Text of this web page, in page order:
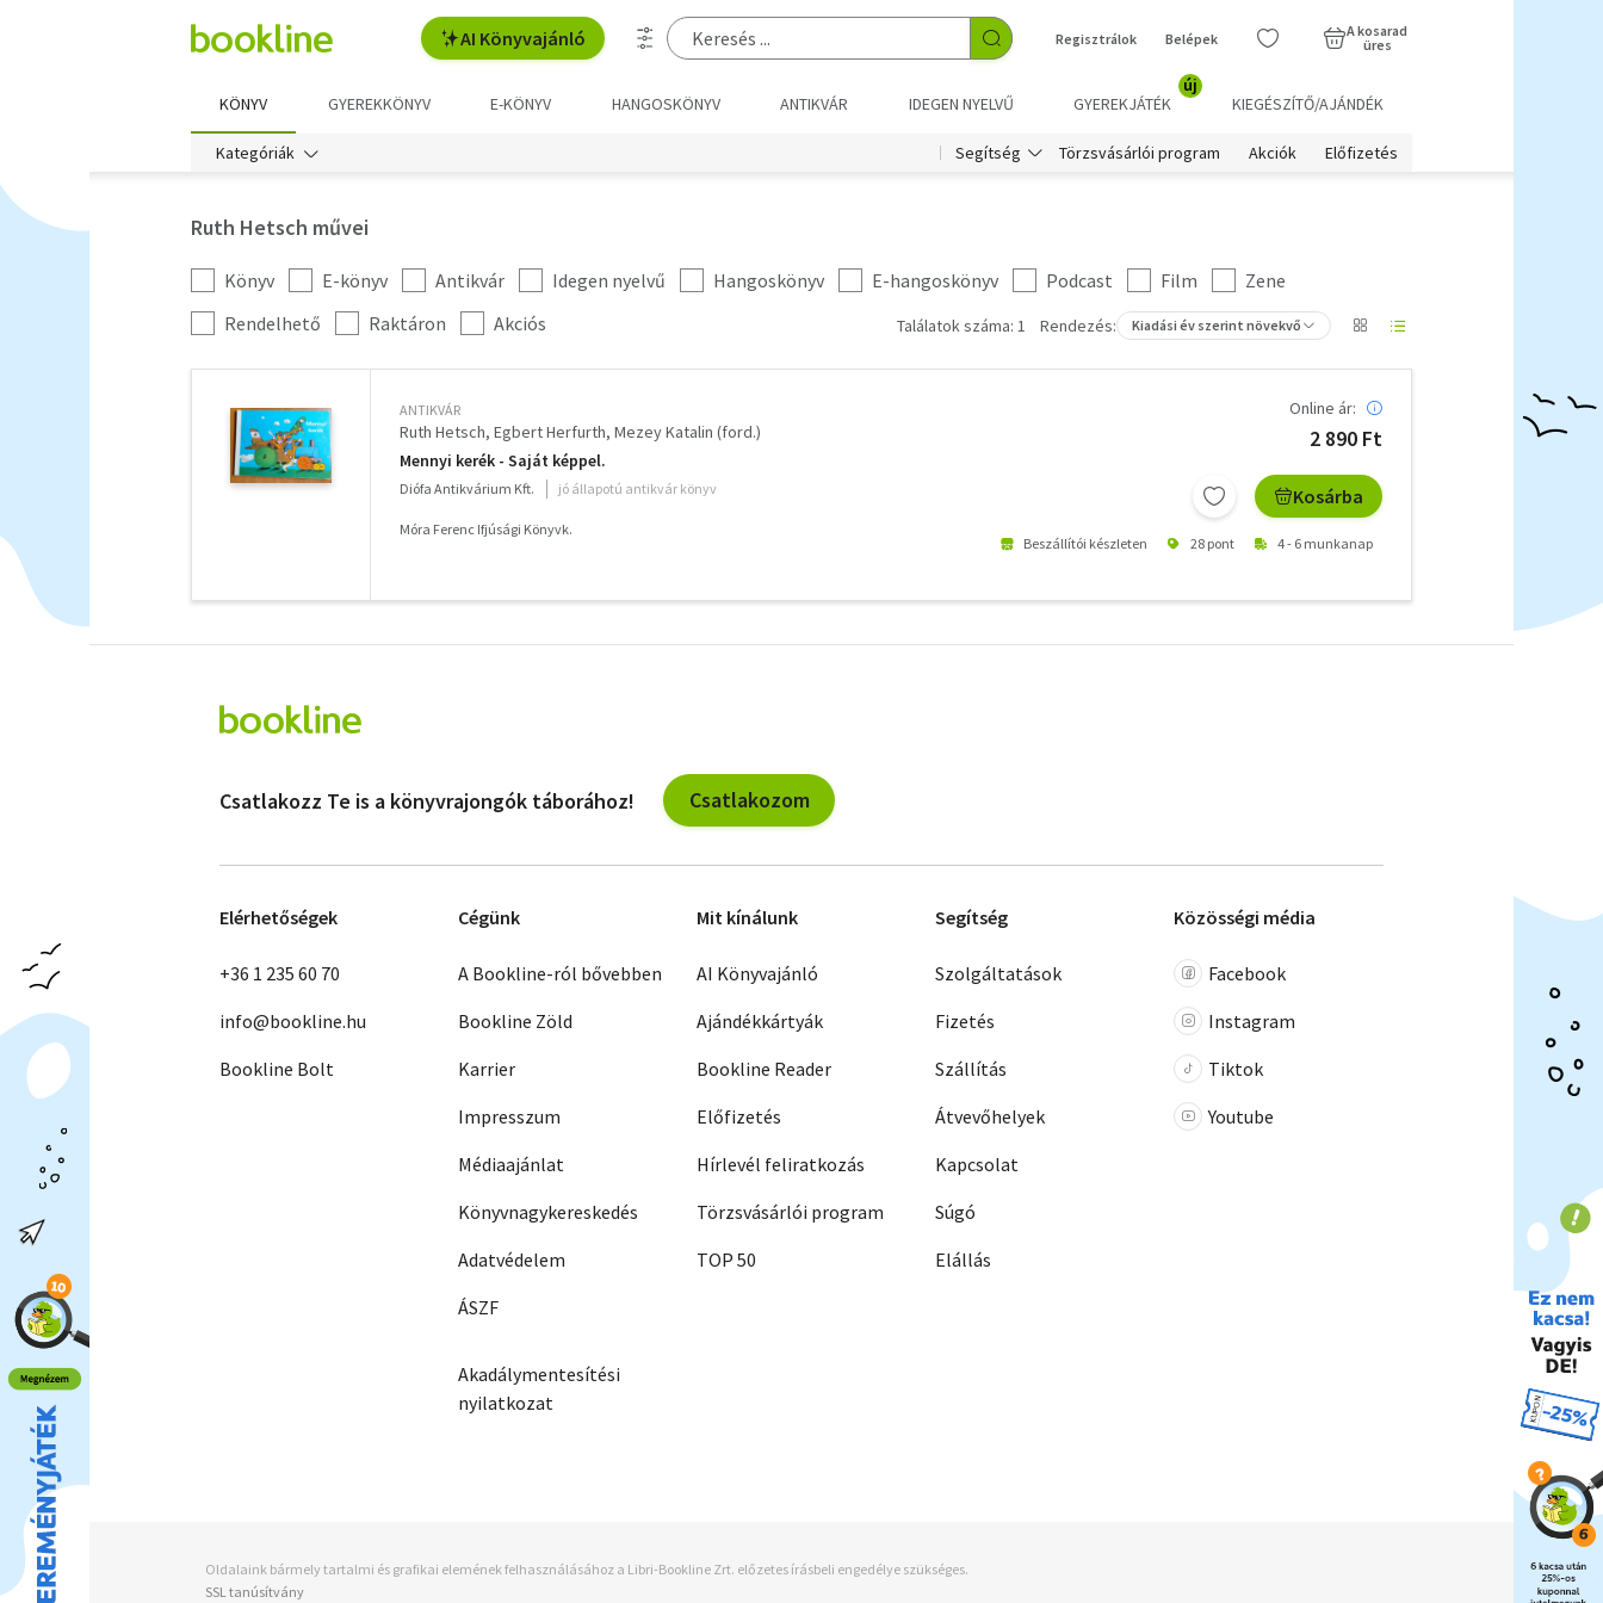
AI Könyvajánló Regisztrálok Belépek
A kosarad
üres
KÖNYV GYEREKKÖNYV E-KÖNYV HANGOSKÖNYV ANTIKVÁR IDEGEN NYELVŰ GYEREKJÁTÉK
új
KIEGÉSZÍTŐ/AJÁNDÉK
Kategóriák Segítség Törzsvásárlói program Akciók Előfizetés
Ruth Hetsch művei
Kategória
szűrés
Könyv E-könyv Antikvár Idegen nyelvű Hangoskönyv E-hangoskönyv Podcast Film
Zene
További
szűrők
Rendelhető Raktáron Akciós Találatok száma: 1 Rendezés: Kiadási év szerint növekvő
ANTIKVÁR
Ruth Hetsch Egbert Herfurth Mezey Katalin (ford.)
Mennyi kerék - Saját képpel.
Diófa Antikvárium Kft. jó állapotú antikvár könyv
Móra Ferenc Ifjúsági Könyvk.
Online ár:
2 890 Ft
Kosárba
Beszállítói készleten 28 pont 4 - 6 munkanap
szűrők
Csatlakozz Te is a könyvrajongók táborához! Csatlakozom
Elérhetőségek
+36 1 235 60 70
info@bookline.hu
Bookline Bolt
Cégünk
A Bookline-ról bővebben
Bookline Zöld
Karrier
Impresszum
Médiaajánlat
Könyvnagykereskedés
Adatvédelem
ÁSZF
Akadálymentesítési
nyilatkozat
Mit kínálunk
AI Könyvajánló
Ajándékkártyák
Bookline Reader
Előfizetés
Hírlevél feliratkozás
Törzsvásárlói program
TOP 50
Segítség
Szolgáltatások
Fizetés
Szállítás
Átvevőhelyek
Kapcsolat
Súgó
Elállás
Közösségi média
Facebook
Instagram
Tiktok
Youtube
Oldalaink bármely tartalmi és grafikai elemének felhasználásához a Libri-Bookline Zrt. előzetes írásbeli engedélye szükséges.
SSL tanúsítvány